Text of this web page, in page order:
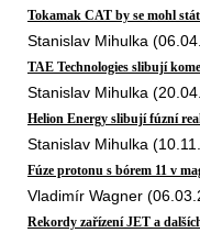
Tokamak CAT by se mohl
Stanislav Mihulka
TAE Technologies slibují
Stanislav Mihulka
Helion Energy slibují fúzní
Stanislav Mihulka
Fúze protonu s bórem 11 v
Vladimír Wagner
Rekordy zařízení JET a